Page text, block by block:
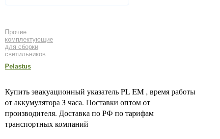
Прочие
комплектующие
для сборки
светильников
Pelastus
Купить эвакуационный указатель PL EM , время работы
от аккумулятора 3 часа. Поставки оптом от
производителя. Доставка по РФ по тарифам
транспортных компаний